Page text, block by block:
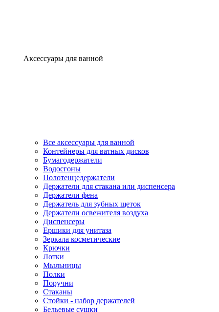
Аксессуары для ванной
Все аксессуары для ванной
Контейнеры для ватных дисков
Бумагодержатели
Водосгоны
Полотенцедержатели
Держатели для стакана или диспенсера
Держатели фена
Держатель для зубных щеток
Держатели освежителя воздуха
Диспенсеры
Ершики для унитаза
Зеркала косметические
Крючки
Лотки
Мыльницы
Полки
Поручни
Стаканы
Стойки - набор держателей
Бельевые сушки